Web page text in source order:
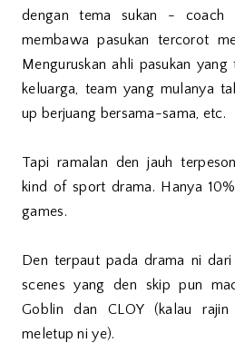
dengan tema sukan - coach
membawa pasukan tercorot
Menguruskan ahli pasukan
keluarga, team yang mulanya
up berjuang bersama-sama, etc.
Tapi ramalan den jauh
kind of sport drama. Hanya
games.
Den terpaut pada drama ni
scenes yang den skip pun
Goblin dan CLOY (kalau
meletup ni ye).